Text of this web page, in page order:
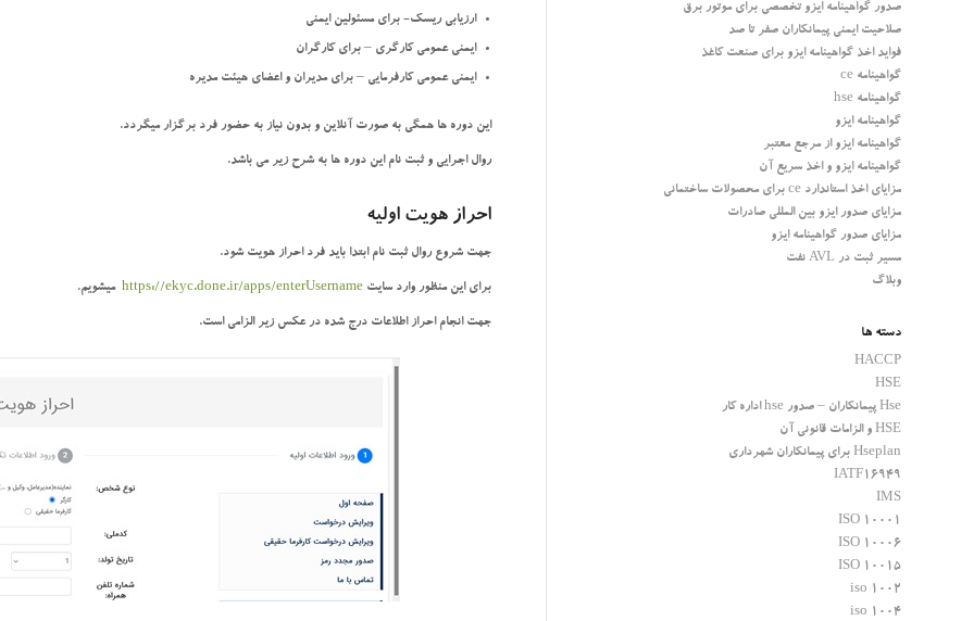
ارزیابی ریسک- برای مسئولین ایمنی
ایمنی عمومی کارگری – برای کارگران
ایمنی عمومی کارفرمایی – برای مدیران و اعضای هیئت مدیره
این دوره ها همگی به صورت آنلاین و بدون نیاز به حضور فرد برگزار میگردد.
روال اجرایی و ثبت نام این دوره ها به شرح زیر می باشد.
احراز هویت اولیه
جهت شروع روال ثبت نام ابتدا باید فرد احراز هویت شود.
برای این منظور وارد سایت https://ekyc.done.ir/apps/enterUsernameمیشویم.
جهت انجام احراز اطلاعات درج شده در عکس زیر الزامی است.
صدور گواهینامه ایزو تخصصی برای موتور برق
صلاحیت ایمنی پیمانکاران صفر تا صد
فواید اخذ گواهینامه ایزو برای صنعت کاغذ
گواهینامه ce
گواهینامه hse
گواهینامه ایزو
گواهینامه ایزو از مرجع معتبر
گواهینامه ایزو و اخذ سریع آن
مزایای اخذ استاندارد ce برای محصولات ساختمانی
مزایای صدور ایزو بین المللی صادرات
مزایای صدور گواهینامه ایزو
مسیر ثبت در AVL نفت
وبلاگ
دسته ها
HACCP
HSE
Hse پیمانکاران – صدور hse اداره کار
HSE و الزامات قانونی آن
Hseplan برای پیمانکاران شهرداری
IATF16949
IMS
ISO 10001
ISO 10006
ISO 10015
iso 1002
iso 1004